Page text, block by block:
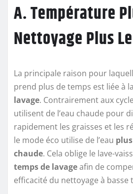
A. Température
Nettoyage Plus
La principale raison pour
prend plus de temps est liée à la
lavage. Contrairement aux
utilisent de l’eau chaude pour
rapidement les graisses et les
le mode éco utilise de l’eau
chaude. Cela oblige le lave-
temps de lavageafin de
efficacité du nettoyage à basse